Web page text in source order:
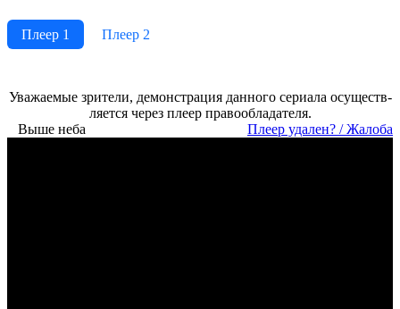
Плеер 1 Плеер 2
Ува­жае­мые зри­те­ли, де­мон­ст­ра­ция дан­но­го се­риа­ла осу­ще­ст­в­
ля­ет­ся че­рез пле­ер пра­во­об­ла­да­те­ля.
Выше неба
Пле­ер уда­лен? / Жа­ло­ба